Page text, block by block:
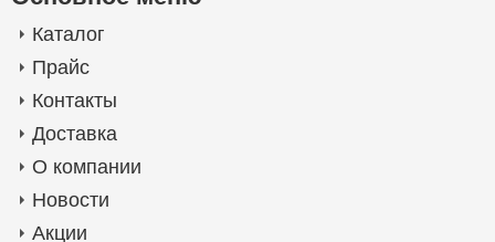
Каталог
Прайс
Контакты
Доставка
О компании
Новости
Акции